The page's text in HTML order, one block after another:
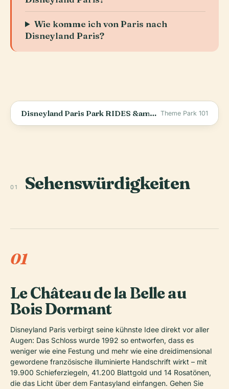
Wie komme ich von Paris nach
Disneyland Paris?
Disneyland Paris Park RIDES &amp; ATTRACTIONS - 2025 - Disneyland Paris Resort, FRANCE Theme Park 101
01 Sehenswürdigkeiten
01
Le Château de la Belle au
Bois Dormant
Disneyland Paris verbirgt seine kühnste Idee direkt vor aller
Augen: Das Schloss wurde 1992 so entworfen, dass es
weniger wie eine Festung und mehr wie eine dreidimensional
gewordene französische illuminierte Handschrift wirkt – mit
19.900 Schieferziegeln, 41.200 Blattgold und 14 Rosatönen,
die das Licht über dem Fantasyland einfangen. Gehen Sie